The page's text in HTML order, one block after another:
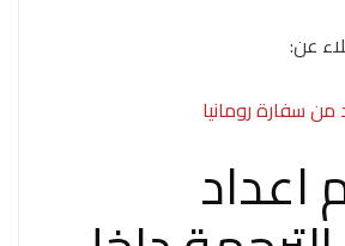
عن:
سفارة رومانيا
اعداد